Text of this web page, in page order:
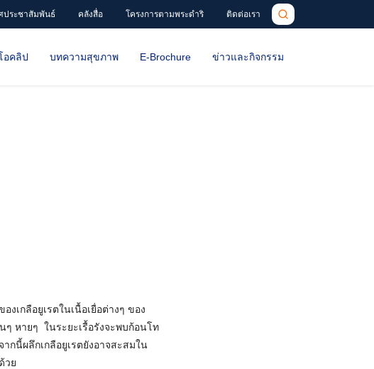
ประชาสัมพันธ์ คลังสื่อ โครงการตามพระดำริ ติดต่อเรา
อคลิป บทความสุขภาพ E-Brochure ข่าวและกิจกรรม
งเกลือยูเรตในเนื้อเยื่อต่างๆ ของ
ๆ หายๆ ในระยะเรื้อรังจะพบก้อนโท
กนี้ผลึกเกลือยูเรตยังอาจสะสมใน
วย